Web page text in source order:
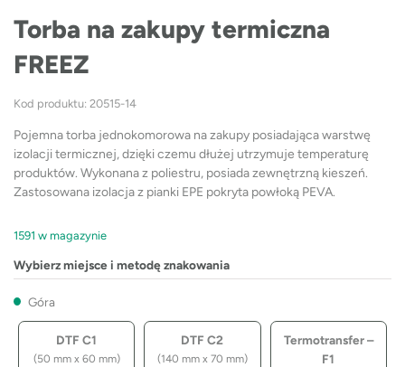
Torba na zakupy termiczna
FREEZ
Kod produktu: 20515-14
Pojemna torba jednokomorowa na zakupy posiadająca warstwę
izolacji termicznej, dzięki czemu dłużej utrzymuje temperaturę
produktów. Wykonana z poliestru, posiada zewnętrzną kieszeń.
Zastosowana izolacja z pianki EPE pokryta powłoką PEVA.
1591 w magazynie
Wybierz miejsce i metodę znakowania
Góra
DTF C1
(50 mm x 60 mm)
DTF C2
(140 mm x 70 mm)
Termotransfer –
F1